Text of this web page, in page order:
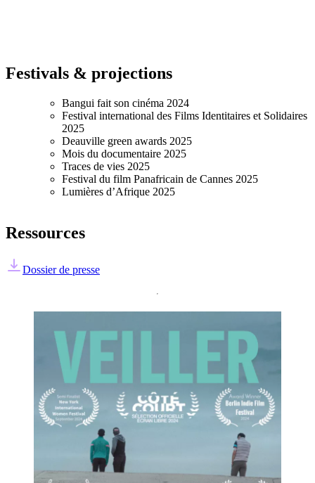
Festivals & projections
Bangui fait son cinéma 2024
Festival international des Films Identitaires et Solidaires
2025
Deauville green awards 2025
Mois du documentaire 2025
Traces de vies 2025
Festival du film Panafricain de Cannes 2025
Lumières d’Afrique 2025
Ressources
Dossier de presse